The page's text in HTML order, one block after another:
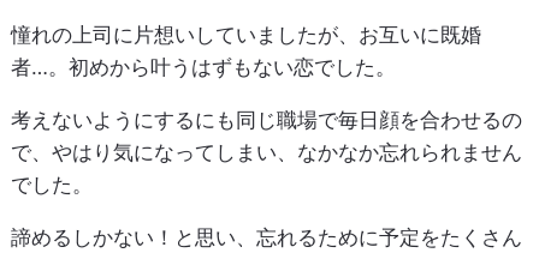
憧れの上司に片想いしていましたが、お互いに既婚
者…。初めから叶うはずもない恋でした。
考えないようにするにも同じ職場で毎日顔を合わせるの
で、やはり気になってしまい、なかなか忘れられません
でした。
諦めるしかない！と思い、忘れるために予定をたくさん